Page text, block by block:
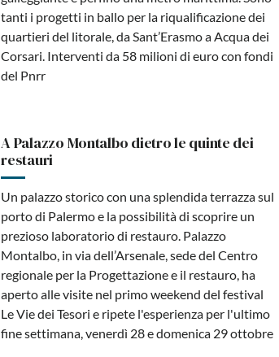
tanti i progetti in ballo per la riqualificazione dei
quartieri del litorale, da Sant’Erasmo a Acqua dei
Corsari. Interventi da 58 milioni di euro con fondi
del Pnrr
A Palazzo Montalbo dietro le quinte dei
restauri
Un palazzo storico con una splendida terrazza sul
porto di Palermo e la possibilità di scoprire un
prezioso laboratorio di restauro. Palazzo
Montalbo, in via dell’Arsenale, sede del Centro
regionale per la Progettazione e il restauro, ha
aperto alle visite nel primo weekend del festival
Le Vie dei Tesori e ripete l'esperienza per l'ultimo
fine settimana, venerdì 28 e domenica 29 ottobre